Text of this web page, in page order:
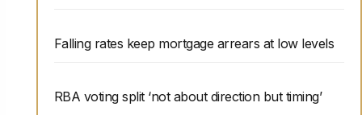
Falling rates keep mortgage arrears at low levels
RBA voting split ‘not about direction but timing’